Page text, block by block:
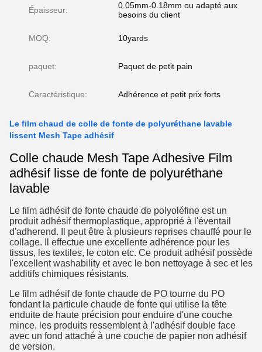
Épaisseur:
0.05mm-0.18mm ou adapté aux
besoins du client
MOQ: 10yards
paquet: Paquet de petit pain
Caractéristique: Adhérence et petit prix forts
Le film chaud de colle de fonte de polyuréthane lavable
lissent Mesh Tape adhésif
Colle chaude Mesh Tape Adhesive Film
adhésif lisse de fonte de polyuréthane
lavable
Le film adhésif de fonte chaude de polyoléfine est un
produit adhésif thermoplastique, approprié à l'éventail
d'adherend. Il peut être à plusieurs reprises chauffé pour le
collage. Il effectue une excellente adhérence pour les
tissus, les textiles, le coton etc. Ce produit adhésif possède
l'excellent washability et avec le bon nettoyage à sec et les
additifs chimiques résistants.
Le film adhésif de fonte chaude de PO tourne du PO
fondant la particule chaude de fonte qui utilise la tête
enduite de haute précision pour enduire d'une couche
mince, les produits ressemblent à l'adhésif double face
avec un fond attaché à une couche de papier non adhésif
de version.